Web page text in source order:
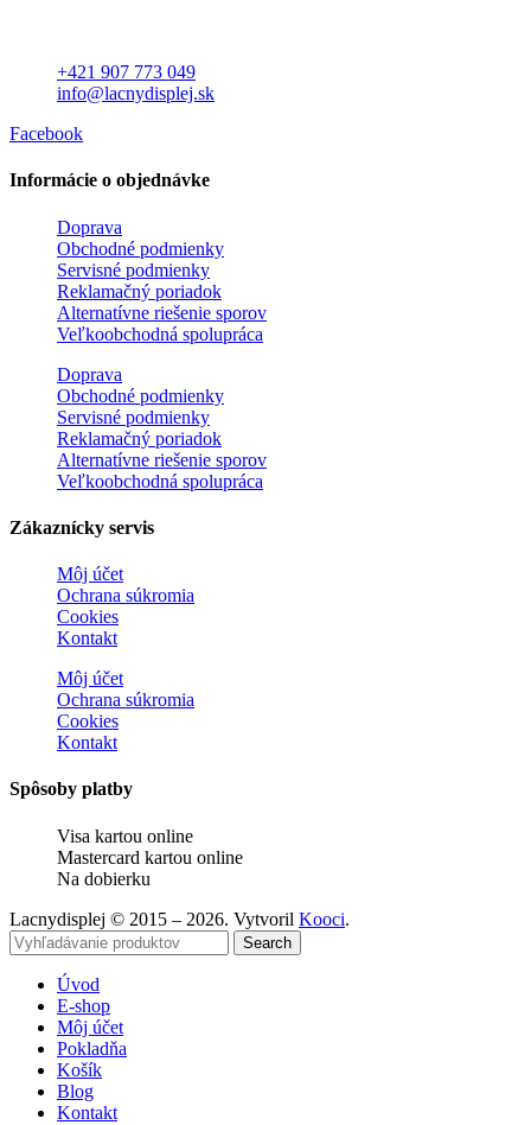
+421 907 773 049
info@lacnydisplej.sk
Facebook
Informácie o objednávke
Doprava
Obchodné podmienky
Servisné podmienky
Reklamačný poriadok
Alternatívne riešenie sporov
Veľkoobchodná spolupráca
Doprava
Obchodné podmienky
Servisné podmienky
Reklamačný poriadok
Alternatívne riešenie sporov
Veľkoobchodná spolupráca
Zákaznícky servis
Môj účet
Ochrana súkromia
Cookies
Kontakt
Môj účet
Ochrana súkromia
Cookies
Kontakt
Spôsoby platby
Visa kartou online
Mastercard kartou online
Na dobierku
Lacnydisplej © 2015 – 2026. Vytvoril Kooci.
Search
Úvod
E-shop
Môj účet
Pokladňa
Košík
Blog
Kontakt